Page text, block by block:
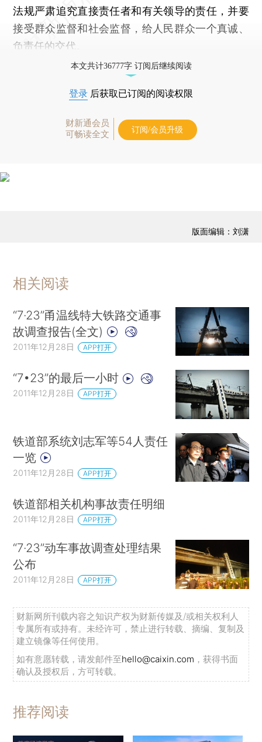
法规严肃追究直接责任者和有关领导的责任，并要
接受群众监督和社会监督，给人民群众一个真诚、
负责任的交代。
本文共计36777字 订阅后继续阅读
登录 后获取已订阅的阅读权限
财新通会员
可畅读全文
订阅/会员升级
版面编辑：刘潇
相关阅读
“7·23”甬温线特大铁路交通事
故调查报告(全文)
2011年12月28日 APP打开
“7•23”的最后一小时
2011年12月28日 APP打开
铁道部系统刘志军等54人责任
一览
2011年12月28日 APP打开
铁道部相关机构事故责任明细
2011年12月28日 APP打开
“7·23”动车事故调查处理结果
公布
2011年12月28日 APP打开
财新网所刊载内容之知识产权为财新传媒及/或相关权利人
专属所有或持有。未经许可，禁止进行转载、摘编、复制及
建立镜像等任何使用。
如有意愿转载，请发邮件至hello@caixin.com ，获得书面
确认及授权后，方可转载。
推荐阅读